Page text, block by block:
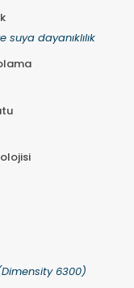
suya dayanıklılık
6300)